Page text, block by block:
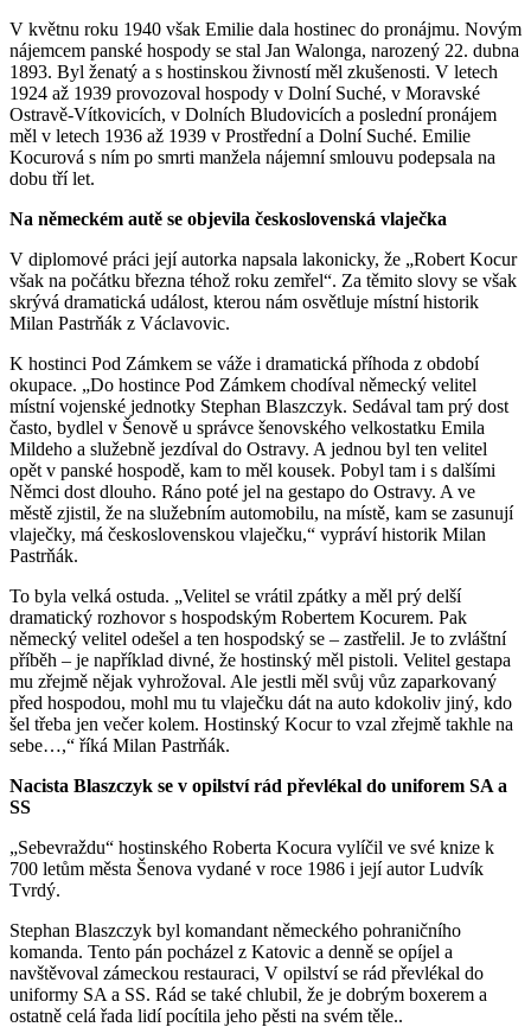
V květnu roku 1940 však Emilie dala hostinec do pronájmu. Novým
nájemcem panské hospody se stal Jan Walonga, narozený 22. dubna
1893. Byl ženatý a s hostinskou živností měl zkušenosti. V letech
1924 až 1939 provozoval hospody v Dolní Suché, v Moravské
Ostravě-Vítkovicích, v Dolních Bludovicích a poslední pronájem
měl v letech 1936 až 1939 v Prostřední a Dolní Suché. Emilie
Kocurová s ním po smrti manžela nájemní smlouvu podepsala na
dobu tří let.
Na německém autě se objevila československá vlaječka
V diplomové práci její autorka napsala lakonicky, že „Robert Kocur
však na počátku března téhož roku zemřel“. Za těmito slovy se však
skrývá dramatická událost, kterou nám osvětluje místní historik
Milan Pastrňák z Václavovic.
K hostinci Pod Zámkem se váže i dramatická příhoda z období
okupace. „Do hostince Pod Zámkem chodíval německý velitel
místní vojenské jednotky Stephan Blaszczyk. Sedával tam prý dost
často, bydlel v Šenově u správce šenovského velkostatku Emila
Mildeho a služebně jezdíval do Ostravy. A jednou byl ten velitel
opět v panské hospodě, kam to měl kousek. Pobyl tam i s dalšími
Němci dost dlouho. Ráno poté jel na gestapo do Ostravy. A ve
městě zjistil, že na služebním automobilu, na místě, kam se zasunují
vlaječky, má československou vlaječku,“ vypráví historik Milan
Pastrňák.
To byla velká ostuda. „Velitel se vrátil zpátky a měl prý delší
dramatický rozhovor s hospodským Robertem Kocurem. Pak
německý velitel odešel a ten hospodský se – zastřelil. Je to zvláštní
příběh – je například divné, že hostinský měl pistoli. Velitel gestapa
mu zřejmě nějak vyhrožoval. Ale jestli měl svůj vůz zaparkovaný
před hospodou, mohl mu tu vlaječku dát na auto kdokoliv jiný, kdo
šel třeba jen večer kolem. Hostinský Kocur to vzal zřejmě takhle na
sebe…,“ říká Milan Pastrňák.
Nacista Blaszczyk se v opilství rád převlékal do uniforem SA a
SS
„Sebevraždu“ hostinského Roberta Kocura vylíčil ve své knize k
700 letům města Šenova vydané v roce 1986 i její autor Ludvík
Tvrdý.
Stephan Blaszczyk byl komandant německého pohraničního
komanda. Tento pán pocházel z Katovic a denně se opíjel a
navštěvoval zámeckou restauraci, V opilství se rád převlékal do
uniformy SA a SS. Rád se také chlubil, že je dobrým boxerem a
ostatně celá řada lidí pocítila jeho pěsti na svém těle..